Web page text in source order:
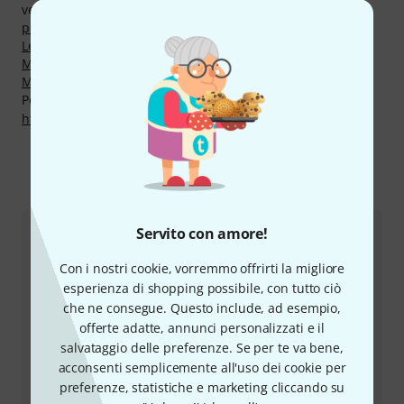
Servito con amore!
Con i nostri cookie, vorremmo offrirti la migliore
esperienza di shopping possibile, con tutto ciò
che ne consegue. Questo include, ad esempio,
offerte adatte, annunci personalizzati e il
salvataggio delle preferenze. Se per te va bene,
acconsenti semplicemente all'uso dei cookie per
preferenze, statistiche e marketing cliccando su
venduti al momento da Thomann nelle categorie
per l'Arrangiamento
Letteratura Avanzata per Ukulele
Metodi per il Recording
Letteratura Avanzata per Basso
Metodi per Canto e Tecnica Vocale
Potete trovare maggiori informazioni sul produttore su
http://berkleepress.com
Come contattarci
Servizio Clienti Italia